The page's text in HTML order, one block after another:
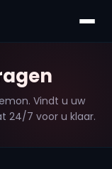
Vindt u uw
24/7 voor u klaar.